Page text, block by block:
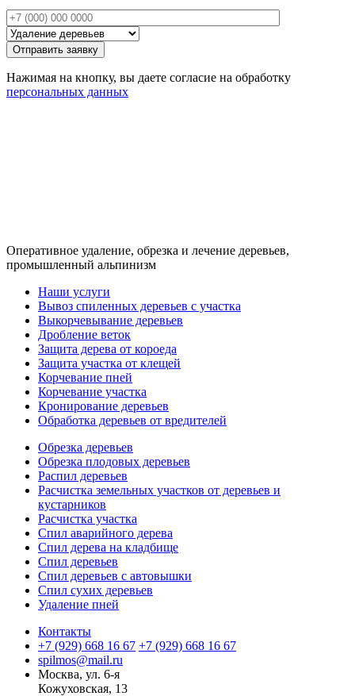
Нажимая на кнопку, вы даете согласие на обработку
персональных данных
Оперативное удаление, обрезка и лечение деревьев,
промышленный альпинизм
Наши услуги
Вывоз спиленных деревьев с участка
Выкорчевывание деревьев
Дробление веток
Защита дерева от короеда
Защита участка от клещей
Корчевание пней
Корчевание участка
Кронирование деревьев
Обработка деревьев от вредителей
Обрезка деревьев
Обрезка плодовых деревьев
Распил деревьев
Расчистка земельных участков от деревьев и
кустарников
Расчистка участка
Спил аварийного дерева
Спил дерева на кладбище
Спил деревьев
Спил деревьев с автовышки
Спил сухих деревьев
Удаление пней
Контакты
+7 (929) 668 16 67 +7 (929) 668 16 67
spilmos@mail.ru
Москва, ул. 6-я
Кожуховская, 13